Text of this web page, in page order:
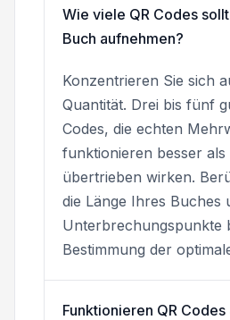
Wie viele QR Codes
Buch aufnehmen?
Konzentrieren Sie sich
Quantität. Drei bis fünf
Codes, die echten
funktionieren besser als
übertrieben wirken.
die Länge Ihres Buches
Unterbrechungspunkte
Bestimmung der
Funktionieren QR Codes